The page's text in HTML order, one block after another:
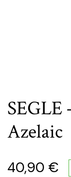
SEGLE
Azelaic
40,90 €